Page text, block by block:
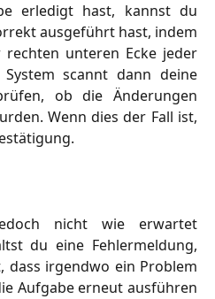
erledigt hast, kannst du
ausgeführt hast, indem
unteren Ecke jeder
scannt dann deine
ob die Änderungen
Wenn dies der Fall ist,
nicht wie erwartet
du eine Fehlermeldung,
dass irgendwo ein Problem
Aufgabe erneut ausführen